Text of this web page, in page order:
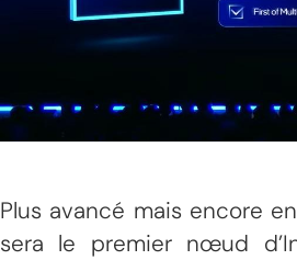
Plus avancé mais encore
sera le premier nœud